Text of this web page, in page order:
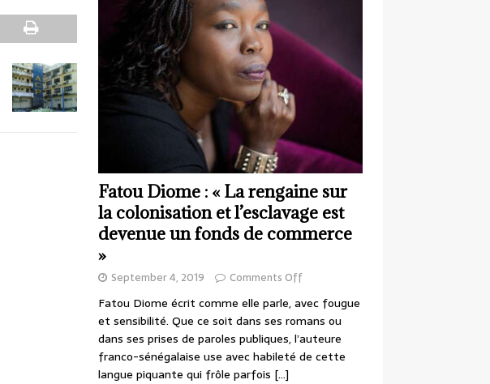
Fatou Diome : « La rengaine sur
la colonisation et l’esclavage est
devenue un fonds de commerce
»
September 4, 2019 Comments Off
Fatou Diome écrit comme elle parle, avec fougue
et sensibilité. Que ce soit dans ses romans ou
dans ses prises de paroles publiques, l’auteure
franco-sénégalaise use avec habileté de cette
langue piquante qui frôle parfois […]